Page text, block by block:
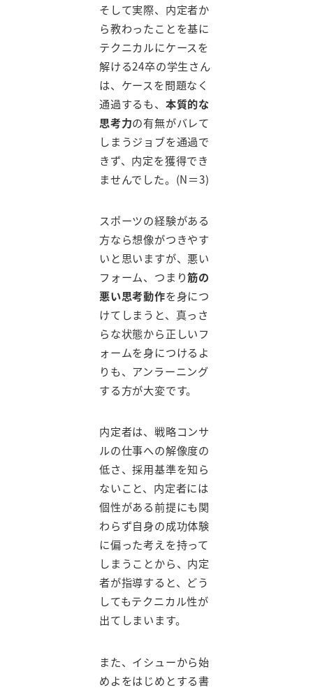
そして実際、内定者か
ら教わったことを基に
テクニカルにケースを
解ける24卒の学生さん
は、ケースを問題なく
通過するも、 本質的な
思考力の有無がバレて
しまうジョブを通過で
きず、内定を獲得でき
ませんでした。(N＝3)
スポーツの経験がある
方なら想像がつきやす
いと思いますが、悪い
フォーム、つまり筋の
悪い思考動作を身につ
けてしまうと、真っさ
らな状態から正しいフ
ォームを身につけるよ
りも、アンラーニング
する方が大変です。
内定者は、戦略コンサ
ルの仕事への解像度の
低さ、採用基準を知ら
ないこと、内定者には
個性がある前提にも関
わらず自身の成功体験
に偏った考えを持って
しまうことから、内定
者が指導すると、どう
してもテクニカル性が
出てしまいます。
また、イシューから始
めよをはじめとする書